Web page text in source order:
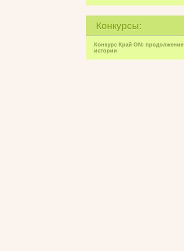
Конкурсы:
Конкурс Край ON: продолжение
истории